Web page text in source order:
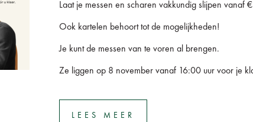
Laat je messen en scharen vakkundig slijpen vanaf
Ook kartelen behoort tot de mogelijkheden!
Je kunt de messen van te voren al brengen.
Ze liggen op 8 november vanaf 16:00 uur voor je
LEES MEER